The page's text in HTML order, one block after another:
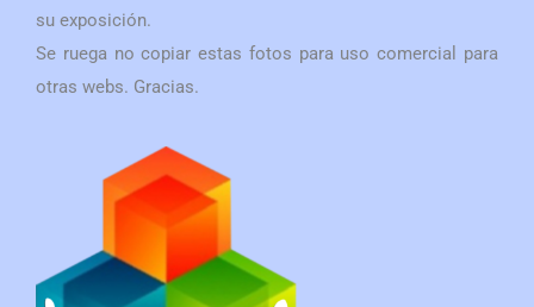
su exposición.
Se ruega no copiar estas fotos para uso comercial para
otras webs. Gracias.